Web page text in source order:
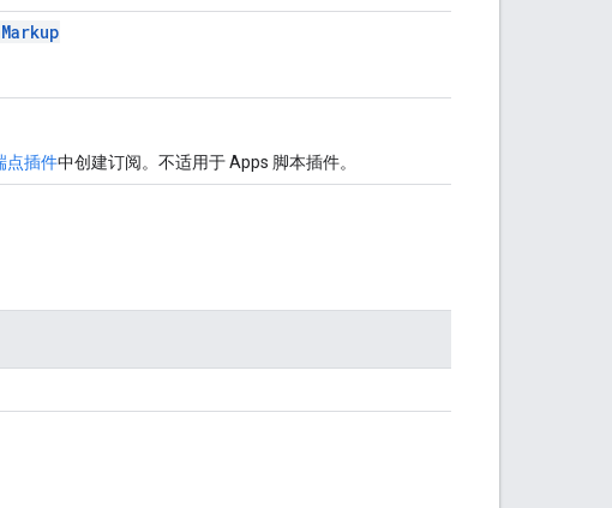
点插件中创建订阅。不适用于 Apps 脚本插件。